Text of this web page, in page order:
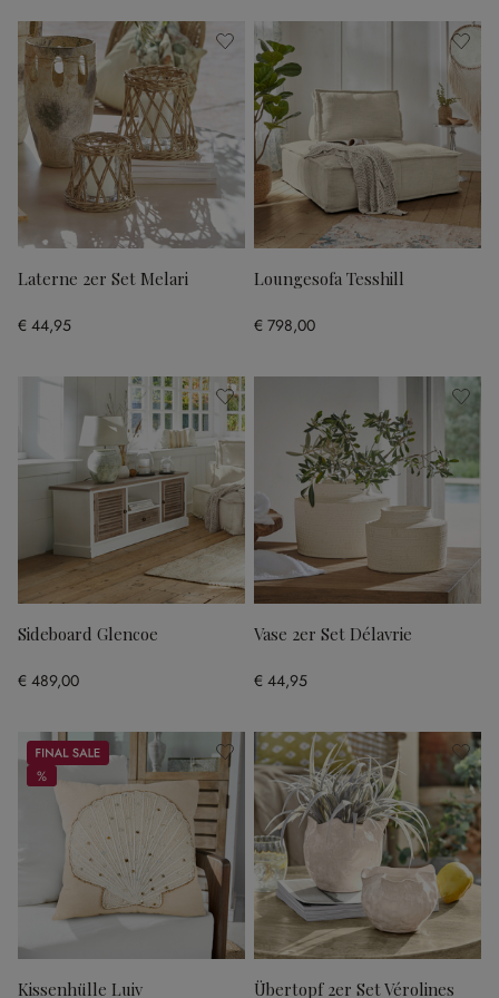
Laterne 2er Set Melari
€ 44,95
Loungesofa Tesshill
€ 798,00
Sideboard Glencoe
€ 489,00
Vase 2er Set Délavrie
€ 44,95
Sale
%
%
Kissenhülle Luiv Übertopf 2er Set Vérolines